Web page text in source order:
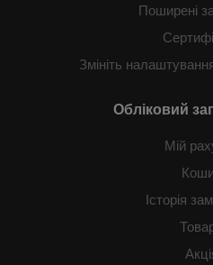
Поширені
Змініть
Обліковий
Мій
Історія